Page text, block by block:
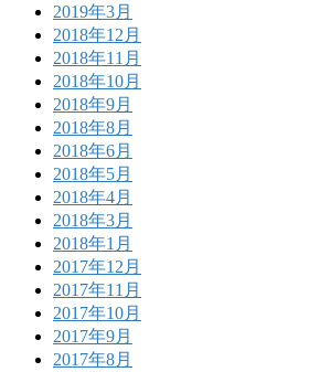
2019年3月
2018年12月
2018年11月
2018年10月
2018年9月
2018年8月
2018年6月
2018年5月
2018年4月
2018年3月
2018年1月
2017年12月
2017年11月
2017年10月
2017年9月
2017年8月